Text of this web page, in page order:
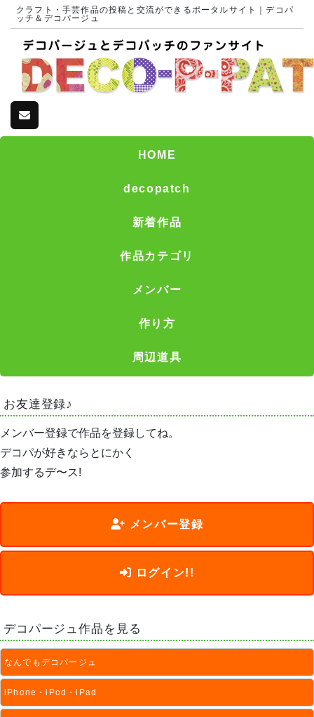
クラフト・手芸作品の投稿と交流ができるポータルサイト｜デコパ
ッチ＆デコパージュ
HOME
decopatch
新着作品
作品カテゴリ
メンバー
作り方
周辺道具
お友達登録♪
メンバー登録で作品を登録してね。
デコパが好きならとにかく
参加するデ〜ス!
メンバー登録
ログイン!!
デコパージュ作品を見る
なんでもデコパージュ
iPhone・iPod・iPad